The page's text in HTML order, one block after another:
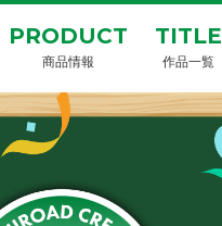
PRODUCT
商品情報
TITLE
作品一覧